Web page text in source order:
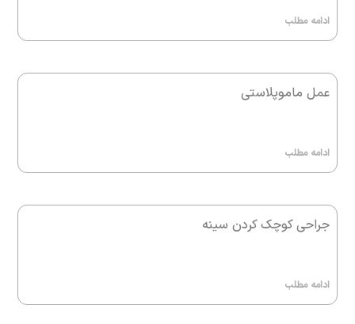
ادامه مطلب
عمل ماموپلاستی
ادامه مطلب
جراحی کوچک کردن سینه
ادامه مطلب